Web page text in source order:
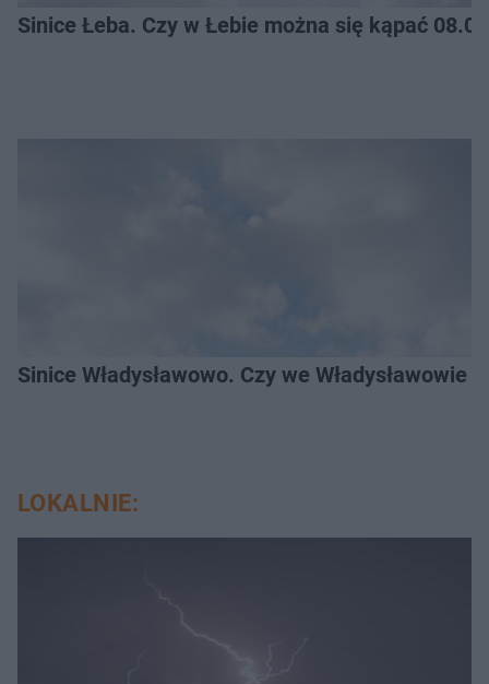
Sinice Łeba. Czy w Łebie można się kąpać
Sinice Władysławowo. Czy we
LOKALNIE: